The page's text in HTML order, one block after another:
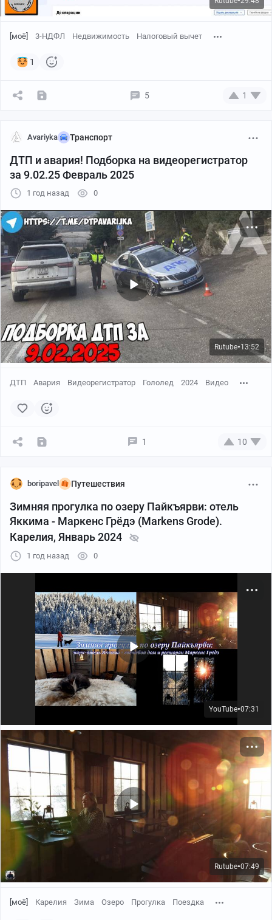
[моё] 3-НДФЛ Недвижимость Налоговый вычет
1
5 1
Avariyka Транспорт
ДТП и авария! Подборка на видеорегистратор
за 9.02.25 Февраль 2025
1 год назад 0
Rutube● 13:52
ДТП Авария Видеорегистратор Гололед 2024 Видео
1 10
boripavel Путешествия
Зимняя прогулка по озеру Пайкъярви: отель
Яккима - Маркенс Грёдэ (Markens Grode).
Карелия, Январь 2024
1 год назад 0
YouTube●07:31
Rutube●07:49
[моё] Карелия Зима Озеро Прогулка Поездка